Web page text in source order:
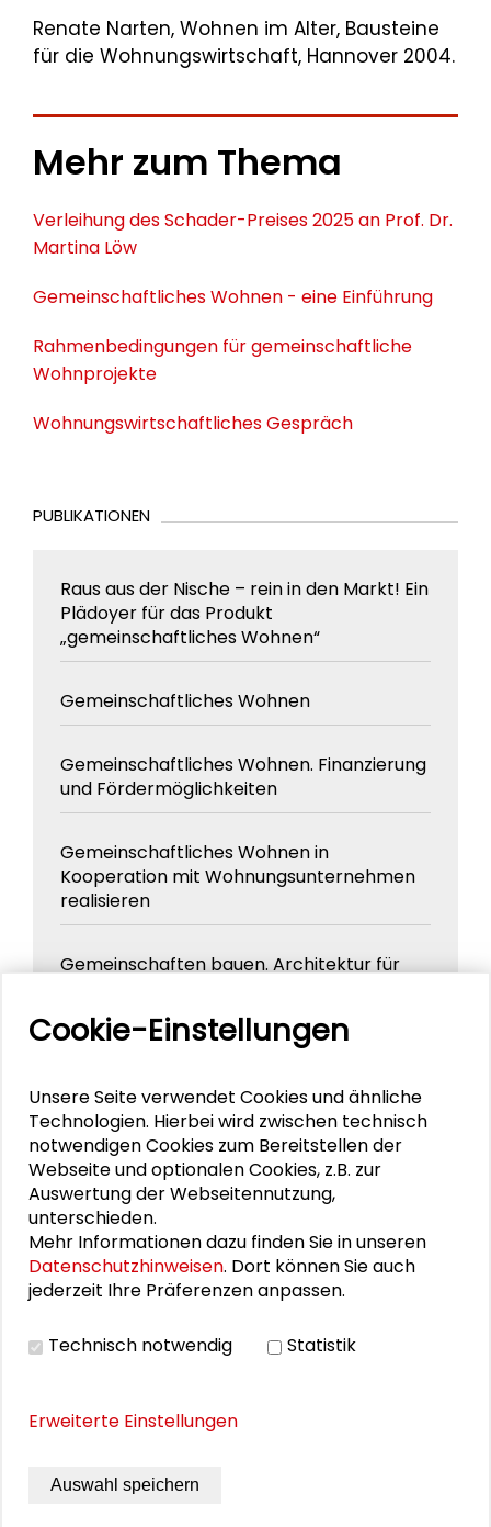
Renate Narten, Wohnen im Alter, Bausteine
für die Wohnungswirtschaft, Hannover 2004.
Mehr zum Thema
Verleihung des Schader-Preises 2025 an Prof. Dr.
Martina Löw
Gemeinschaftliches Wohnen - eine Einführung
Rahmenbedingungen für gemeinschaftliche
Wohnprojekte
Wohnungswirtschaftliches Gespräch
PUBLIKATIONEN
Raus aus der Nische – rein in den Markt! Ein
Plädoyer für das Produkt
„gemeinschaftliches Wohnen“
Gemeinschaftliches Wohnen
Gemeinschaftliches Wohnen. Finanzierung
und Fördermöglichkeiten
Gemeinschaftliches Wohnen in
Kooperation mit Wohnungsunternehmen
realisieren
Gemeinschaften bauen. Architektur für
Rendite durch Wohnen und Leben.
Wohnformen
Gemeinschaften bauen. Neue
Wohnformen im Bestand und Neubau
Gemeinschaften bauen. Veränderte
Gesellschaft – neue Wohnformen
Wohnen – Neues wagen
Cookie-Einstellungen
Unsere Seite verwendet Cookies und ähnliche
Technologien. Hierbei wird zwischen technisch
notwendigen Cookies zum Bereitstellen der
Webseite und optionalen Cookies, z.B. zur
Auswertung der Webseitennutzung,
unterschieden.
Mehr Informationen dazu finden Sie in unseren
Datenschutzhinweisen. Dort können Sie auch
jederzeit Ihre Präferenzen anpassen.
Technisch notwendig Statistik
Erweiterte Einstellungen
Auswahl speichern